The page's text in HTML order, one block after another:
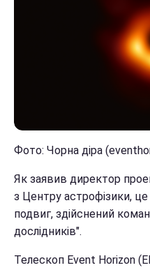
Фото: Чорна діра
Як заявив директор
з Центру астрофізики,
подвиг, здійснений
дослідників".
Телескоп Event Horizon